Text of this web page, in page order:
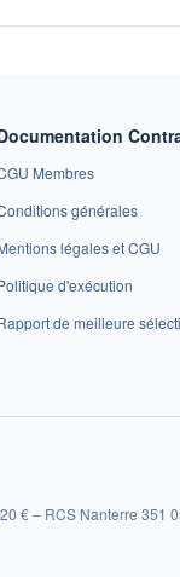
Membres
générales
légales et CGU
d'exécution
de meilleure
€ – RCS Nanterre 351